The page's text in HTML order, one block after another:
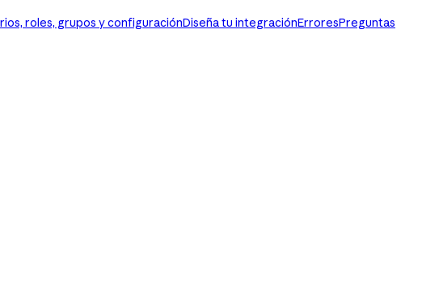
roles, grupos y configuraciónDiseña tu integraciónErroresPreguntas